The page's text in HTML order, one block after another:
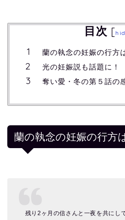
目次 [
蘭の執念の妊娠の行方
光の妊娠説も話題に！
奪い愛・冬の第５話の
蘭の執念の妊娠の行方
残り2ヶ月の信さんと一夜を共にし